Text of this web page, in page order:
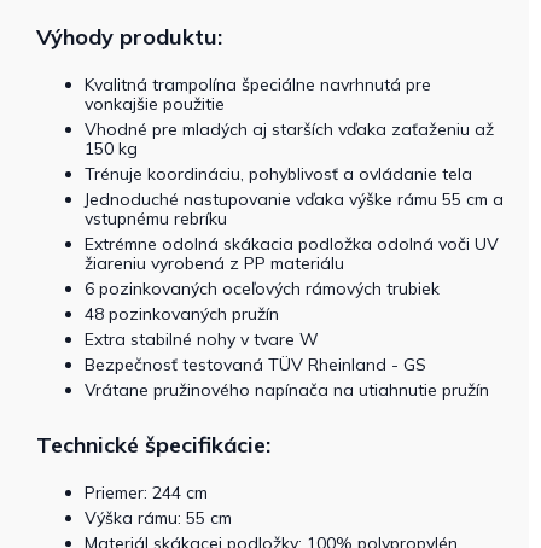
Výhody produktu:
Kvalitná trampolína špeciálne navrhnutá pre
vonkajšie použitie
Vhodné pre mladých aj starších vďaka zaťaženiu až
150 kg
Trénuje koordináciu, pohyblivosť a ovládanie tela
Jednoduché nastupovanie vďaka výške rámu 55 cm a
vstupnému rebríku
Extrémne odolná skákacia podložka odolná voči UV
žiareniu vyrobená z PP materiálu
6 pozinkovaných oceľových rámových trubiek
48 pozinkovaných pružín
Extra stabilné nohy v tvare W
Bezpečnosť testovaná TÜV Rheinland - GS
Vrátane pružinového napínača na utiahnutie pružín
Technické špecifikácie:
Priemer: 244 cm
Výška rámu: 55 cm
Materiál skákacej podložky: 100% polypropylén